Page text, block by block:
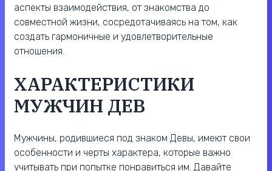
аспекты взаимодействия, от знакомства до
совместной жизни, сосредотачиваясь на том, как
создать гармоничные и удовлетворительные
отношения.
ХАРАКТЕРИСТИКИ
МУЖЧИН ДЕВ
Мужчины, родившиеся под знаком Девы, имеют свои
особенности и черты характера, которые важно
учитывать при попытке понравиться им. Давайте